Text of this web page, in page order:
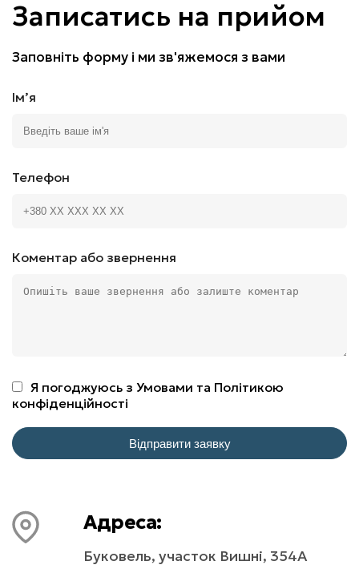
Записатись на прийом
Заповніть форму і ми зв'яжемося з вами
Імʼя
Телефон
Коментар або звернення
Я погоджуюсь з Умовами та Політикою
конфіденційності
Відправити заявку
Адреса:
Буковель, участок Вишні, 354А